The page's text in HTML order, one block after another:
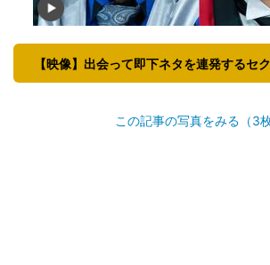
【映像】出会って即下ネタを連発するセ
この記事の写真をみる（3枚